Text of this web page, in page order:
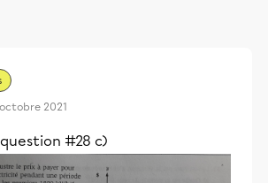
2021
#28 c)